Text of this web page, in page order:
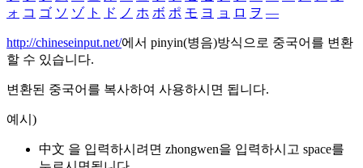
ォ コ ゴ ソ ゾ ト ド ノ ホ ボ ポ モ ヨ ョ ロ ヲ ―
http://chineseinput.net/에서 pinyin(병음)방식으로 중국어를 변환
할 수 있습니다.
변환된 중국어를 복사하여 사용하시면 됩니다.
예시)
中文 을 입력하시려면 zhongwen을 입력하시고 space를